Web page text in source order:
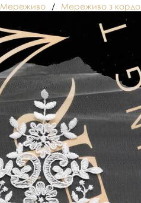
Мереживо / Мереживо з